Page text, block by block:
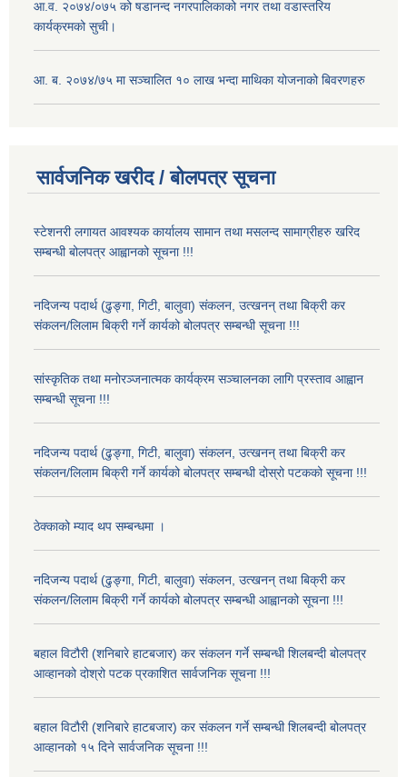
आ.व. २०७४/०७५ को षडानन्द नगरपालिकाको नगर तथा वडास्तरिय
कार्यक्रमको सुची।
आ. ब. २०७४/७५ मा सञ्चालित १० लाख भन्दा माथिका योजनाको बिवरणहरु
सार्वजनिक खरीद / बोलपत्र सूचना
स्टेशनरी लगायत आवश्यक कार्यालय सामान तथा मसलन्द सामाग्रीहरु खरिद
सम्बन्धी बोलपत्र आह्वानको सूचना !!!
नदिजन्य पदार्थ (ढुङ्गा, गिटी, बालुवा) संकलन, उत्खनन् तथा बिक्री कर
संकलन/लिलाम बिक्री गर्ने कार्यको बोलपत्र सम्बन्धी सूचना !!!
सांस्कृतिक तथा मनोरञ्जनात्मक कार्यक्रम सञ्चालनका लागि प्रस्ताव आह्वान
सम्बन्धी सूचना !!!
नदिजन्य पदार्थ (ढुङ्गा, गिटी, बालुवा) संकलन, उत्खनन् तथा बिक्री कर
संकलन/लिलाम बिक्री गर्ने कार्यको बोलपत्र सम्बन्धी दोस्रो पटकको सूचना !!!
ठेक्काको म्याद थप सम्बन्धमा ।
नदिजन्य पदार्थ (ढुङ्गा, गिटी, बालुवा) संकलन, उत्खनन् तथा बिक्री कर
संकलन/लिलाम बिक्री गर्ने कार्यको बोलपत्र सम्बन्धी आह्वानको सूचना !!!
बहाल विटौरी (शनिबारे हाटबजार) कर संकलन गर्ने सम्बन्धी शिलबन्दी बोलपत्र
आव्हानको दोश्रो पटक प्रकाशित सार्वजनिक सूचना !!!
बहाल विटौरी (शनिबारे हाटबजार) कर संकलन गर्ने सम्बन्धी शिलबन्दी बोलपत्र
आव्हानको १५ दिने सार्वजनिक सूचना !!!